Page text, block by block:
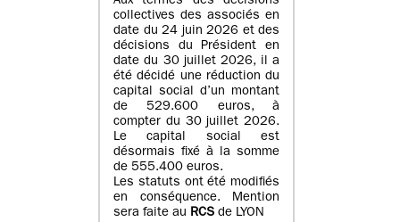
collectives des associés en
date du 24 juin 2026 et des
décisions du Président en
date du 30 juillet 2026, il a
été décidé une réduction du
capital social d’un montant
de 529.600 euros, à
compter du 30 juillet 2026.
Le capital social est
désormais fixé à la somme
de 555.400 euros.
Les statuts ont été modifiés
en conséquence. Mention
sera faite au RCS de LYON